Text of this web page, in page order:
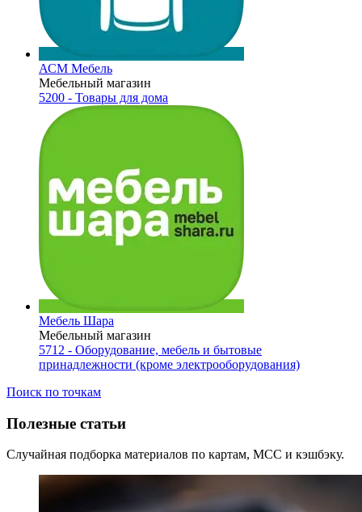
АСМ Мебель
Мебельный магазин
5200 - Товары для дома
Мебель Шара
Мебельный магазин
5712 - Оборудование, мебель и бытовые
принадлежности (кроме электрооборудования)
Поиск по точкам
Полезные статьи
Случайная подборка материалов по картам, MCC и кэшбэку.